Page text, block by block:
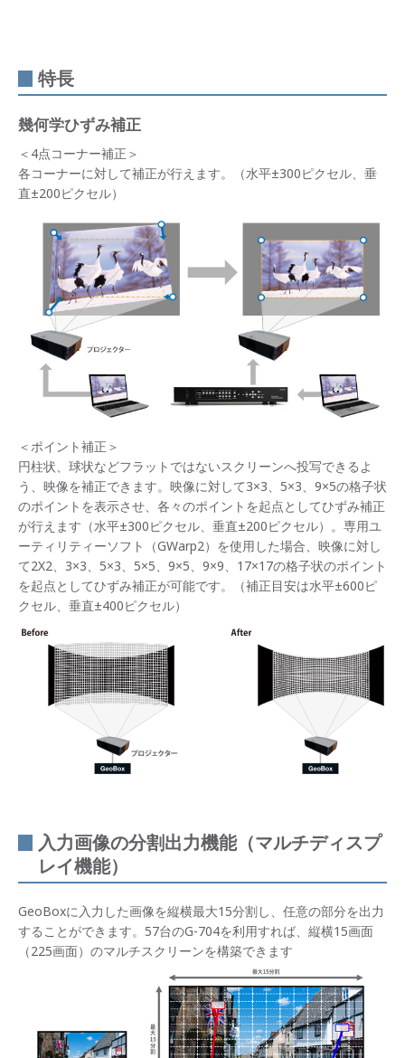
特長
幾何学ひずみ補正
＜4点コーナー補正＞
各コーナーに対して補正が行えます。（水平±300ピクセル、垂
直±200ピクセル）
＜ポイント補正＞
円柱状、球状などフラットではないスクリーンへ投写できるよ
う、映像を補正できます。映像に対して3×3、5×3、9×5の格子状
のポイントを表示させ、各々のポイントを起点としてひずみ補正
が行えます（水平±300ピクセル、垂直±200ピクセル）。専用ユ
ーティリティーソフト（GWarp2）を使用した場合、映像に対し
て2X2、3×3、5×3、5×5、9×5、9×9、17×17の格子状のポイント
を起点としてひずみ補正が可能です。（補正目安は水平±600ピ
クセル、垂直±400ピクセル）
入力画像の分割出力機能（マルチディスプ
レイ機能）
GeoBoxに入力した画像を縦横最大15分割し、任意の部分を出力
することができます。57台のG-704を利用すれば、縦横15画面
（225画面）のマルチスクリーンを構築できます